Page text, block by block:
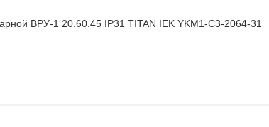
ВРУ-1 20.60.45 IP31 TITAN IEK YKM1-C3-2064-31